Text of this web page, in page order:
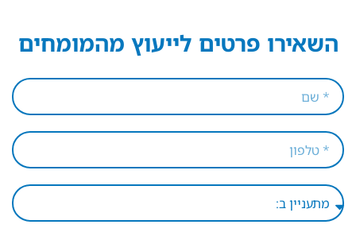
השאירו פרטים לייעוץ מהמומחים